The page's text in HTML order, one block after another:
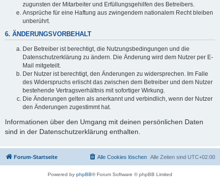
zugunsten der Mitarbeiter und Erfüllungsgehilfen des Betreibers.
Ansprüche für eine Haftung aus zwingendem nationalem Recht bleiben
unberührt.
6. ÄNDERUNGSVORBEHALT
Der Betreiber ist berechtigt, die Nutzungsbedingungen und die
Datenschutzerklärung zu ändern. Die Änderung wird dem Nutzer per E-
Mail mitgeteilt.
Der Nutzer ist berechtigt, den Änderungen zu widersprechen. Im Falle
des Widerspruchs erlischt das zwischen dem Betreiber und dem Nutzer
bestehende Vertragsverhältnis mit sofortiger Wirkung.
Die Änderungen gelten als anerkannt und verbindlich, wenn der Nutzer
den Änderungen zugestimmt hat.
Informationen über den Umgang mit deinen persönlichen Daten
sind in der Datenschutzerklärung enthalten.
Forum-Startseite Alle Zeiten sind UTC+02:00
Alle Cookies löschen
Powered by phpBB® Forum Software © phpBB Limited